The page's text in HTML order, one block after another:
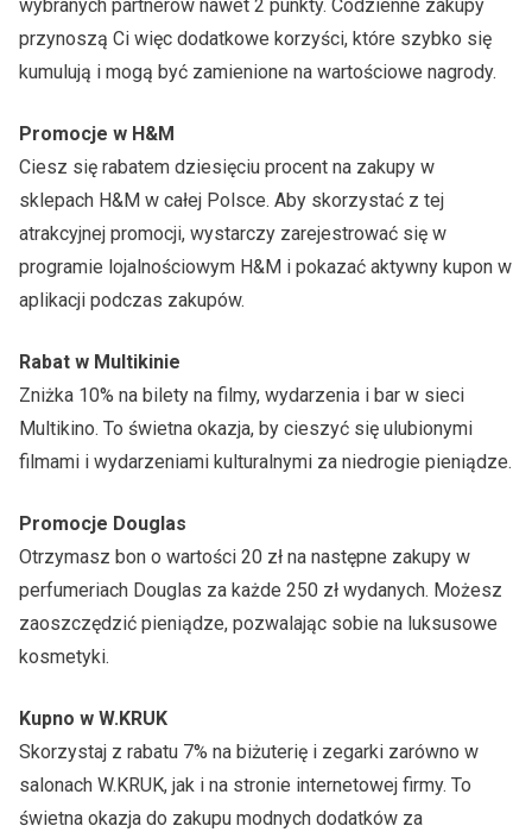
wybranych partnerów nawet 2 punkty. Codzienne zakupy
przynoszą Ci więc dodatkowe korzyści, które szybko się
kumulują i mogą być zamienione na wartościowe nagrody.
Promocje w H&M
Ciesz się rabatem dziesięciu procent na zakupy w
sklepach H&M w całej Polsce. Aby skorzystać z tej
atrakcyjnej promocji, wystarczy zarejestrować się w
programie lojalnościowym H&M i pokazać aktywny kupon w
aplikacji podczas zakupów.
Rabat w Multikinie
Zniżka 10% na bilety na filmy, wydarzenia i bar w sieci
Multikino. To świetna okazja, by cieszyć się ulubionymi
filmami i wydarzeniami kulturalnymi za niedrogie pieniądze.
Promocje Douglas
Otrzymasz bon o wartości 20 zł na następne zakupy w
perfumeriach Douglas za każde 250 zł wydanych. Możesz
zaoszczędzić pieniądze, pozwalając sobie na luksusowe
kosmetyki.
Kupno w W.KRUK
Skorzystaj z rabatu 7% na biżuterię i zegarki zarówno w
salonach W.KRUK, jak i na stronie internetowej firmy. To
świetna okazja do zakupu modnych dodatków za